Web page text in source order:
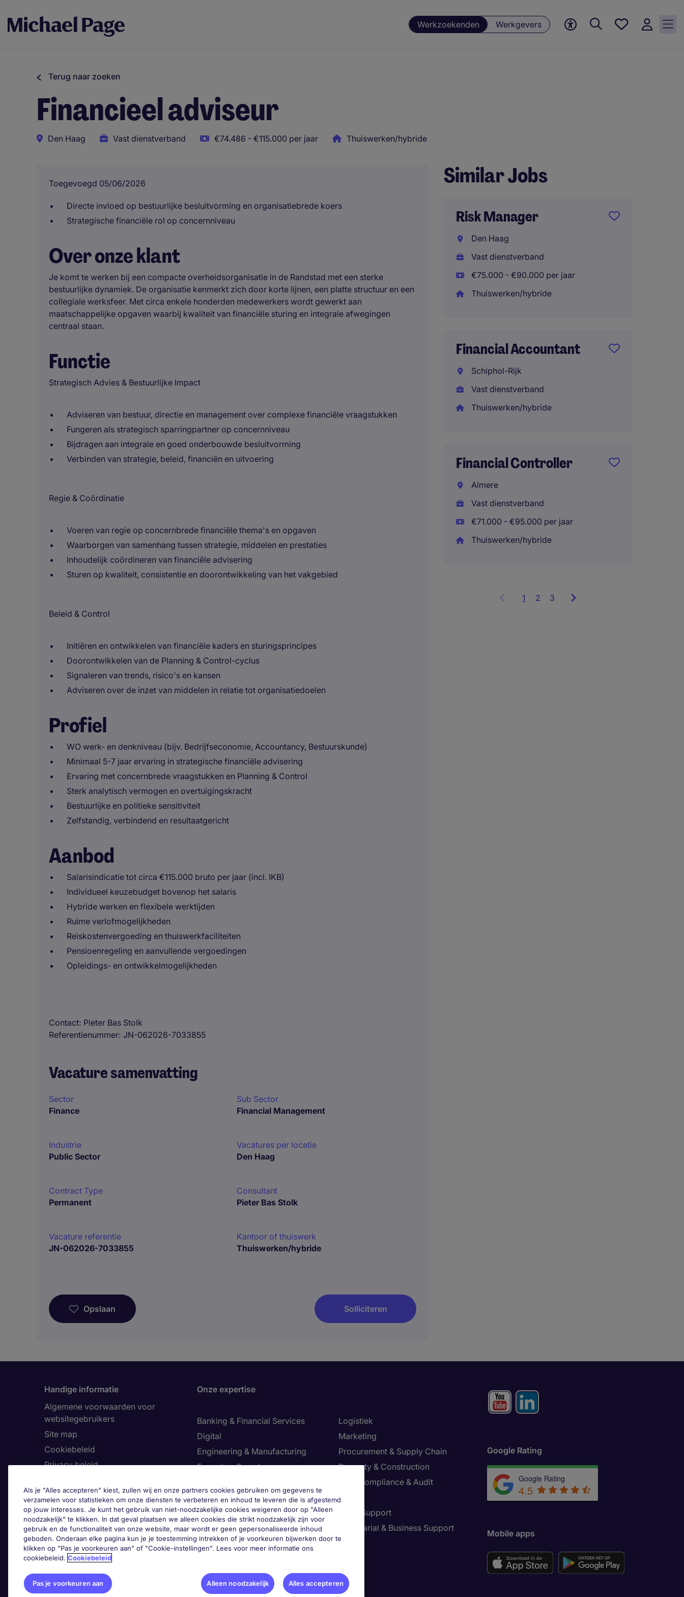
Werkzoekenden Werkgevers
Favorieten,
Terug naar zoeken
Financieel adviseur
Den Haag Vast dienstverband €74.486 - €115.000 per jaar Thuiswerken/hybride
Toegevoegd 05/06/2026
Directe invloed op bestuurlijke besluitvorming en organisatiebrede koers
Strategische financiële rol op concernniveau
Over onze klant
Je komt te werken bij een compacte overheidsorganisatie in de Randstad met een sterke
bestuurlijke dynamiek. De organisatie kenmerkt zich door korte lijnen, een platte structuur en een
collegiale werksfeer. Met circa enkele honderden medewerkers wordt gewerkt aan
maatschappelijke opgaven waarbij kwaliteit van financiële sturing en integrale afwegingen
centraal staan.
Functie
Strategisch Advies & Bestuurlijke Impact
Adviseren van bestuur, directie en management over complexe financiële vraagstukken
Fungeren als strategisch sparringpartner op concernniveau
Bijdragen aan integrale en goed onderbouwde besluitvorming
Verbinden van strategie, beleid, financiën en uitvoering
Regie & Coördinatie
Voeren van regie op concernbrede financiële thema's en opgaven
Waarborgen van samenhang tussen strategie, middelen en prestaties
Inhoudelijk coördineren van financiële advisering
Sturen op kwaliteit, consistentie en doorontwikkeling van het vakgebied
Beleid & Control
Initiëren en ontwikkelen van financiële kaders en sturingsprincipes
Doorontwikkelen van de Planning & Control-cyclus
Signaleren van trends, risico's en kansen
Adviseren over de inzet van middelen in relatie tot organisatiedoelen
Profiel
WO werk- en denkniveau (bijv. Bedrijfseconomie, Accountancy, Bestuurskunde)
Minimaal 5-7 jaar ervaring in strategische financiële advisering
Ervaring met concernbrede vraagstukken en Planning & Control
Sterk analytisch vermogen en overtuigingskracht
Bestuurlijke en politieke sensitiviteit
Zelfstandig, verbindend en resultaatgericht
Aanbod
Salarisindicatie tot circa €115.000 bruto per jaar (incl. IKB)
Individueel keuzebudget bovenop het salaris
Hybride werken en flexibele werktijden
Ruime verlofmogelijkheden
Reiskostenvergoeding en thuiswerkfaciliteiten
Pensioenregeling en aanvullende vergoedingen
Opleidings- en ontwikkelmogelijkheden
Contact Pieter Bas Stolk
Referentienummer JN-062026-7033855
Vacature samenvatting
Sector
Finance
Sub Sector
Financial Management
Industrie
Public Sector
Vacatures per locatie
Den Haag
Contract Type
Permanent
Consultant
Pieter Bas Stolk
Vacature referentie
JN-062026-7033855
Kantoor of thuiswerk
Thuiswerken/hybride
Opslaan Solliciteren
Similar Jobs
Risk Manager
Den Haag
Vast dienstverband
€75.000 - €90.000 per jaar
Thuiswerken/hybride
Financial Accountant
Schiphol-Rijk
Vast dienstverband
Thuiswerken/hybride
Financial Controller
Almere
Vast dienstverband
€71.000 - €95.000 per jaar
Thuiswerken/hybride
1 Showing
2 3
Handige informatie
Algemene voorwaarden voor
websitegebruikers
Site map
Cookiebeleid
Privacy beleid
Toegankelijkheid
Ons Klokkenluiderskanaal
Onze expertise
Banking & Financial Services
Digital
Engineering & Manufacturing
Executive Search
Healthcare & Life Sciences
Human Resources
Information Technology
Legal
Logistiek
Marketing
Procurement & Supply Chain
Property & Construction
Risk, Compliance & Audit
Sales
Sales Support
Secretarial & Business Support
Tax
Pas je voorkeuren aan
Google Rating
Google Rating
4.5
Mobile apps
Als je "Alles accepteren" kiest, zullen wij en onze partners cookies gebruiken om gegevens te
verzamelen voor statistieken om onze diensten te verbeteren en inhoud te leveren die is afgestemd
op jouw interesses. Je kunt het gebruik van niet-noodzakelijke cookies weigeren door op "Alleen
noodzakelijk" te klikken. In dat geval plaatsen we alleen cookies die strikt noodzakelijk zijn voor
gebruik en de functionaliteit van onze website, maar wordt er geen gepersonaliseerde inhoud
geboden. Onderaan elke pagina kun je je toestemming intrekken of je voorkeuren bijwerken door te
klikken op "Pas je voorkeuren aan" of "Cookie-instellingen". Lees voor meer informatie ons
cookiebeleid. Cookiebeleid
Pas je voorkeuren aan Alleen noodzakelijk Alles accepteren